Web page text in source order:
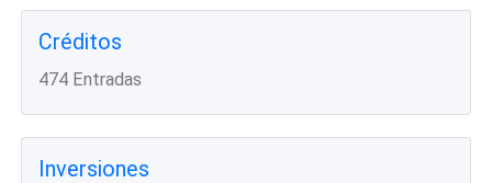
Créditos
474 Entradas
Inversiones